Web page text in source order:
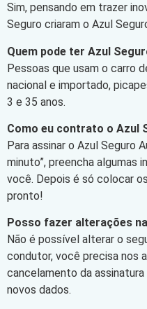
Sim, pensando em trazer
Seguro criaram o Azul
Quem pode ter Azul
Pessoas que usam o carro
nacional e importado,
3 e 35 anos.
Como eu contrato o Azul
Para assinar o Azul Seguro
minuto”, preencha algumas
você. Depois é só colocar
pronto!
Posso fazer alterações
Não é possível alterar o
condutor, você precisa nos
cancelamento da
novos dados.